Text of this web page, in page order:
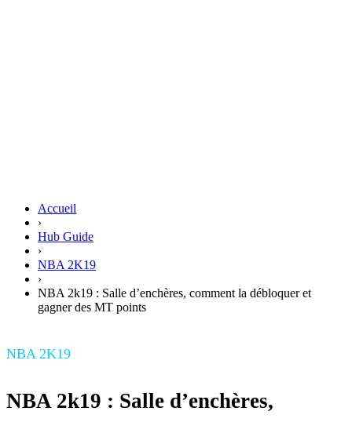
Accueil
›
Hub Guide
›
NBA 2K19
›
NBA 2k19 : Salle d’enchères, comment la débloquer et
gagner des MT points
NBA 2K19
NBA 2k19 : Salle d’enchères,